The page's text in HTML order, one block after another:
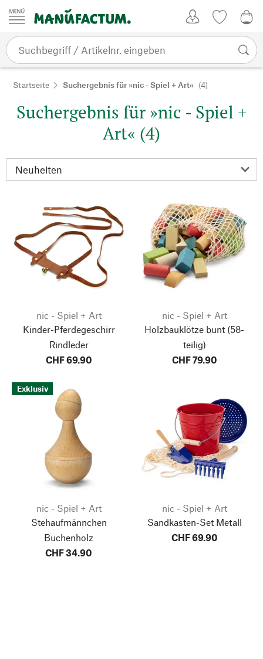
Zum Inhalt springen
Startseite Suchergebnis für »nic - Spiel + Art« (4)
Suchergebnis für »nic - Spiel +
Art« (4)
nic - Spiel + Art
Kinder-Pferdegeschirr
Rindleder
CHF 69.90
nic - Spiel + Art
Holzbauklötze bunt (58-
teilig)
CHF 79.90
Exklusiv
nic - Spiel + Art
Stehaufmännchen
Buchenholz
CHF 34.90
nic - Spiel + Art
Sandkasten-Set Metall
CHF 69.90